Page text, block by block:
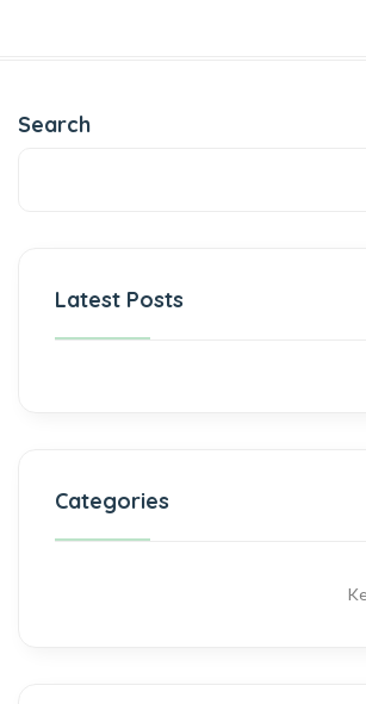
Search
Latest Posts
Categories